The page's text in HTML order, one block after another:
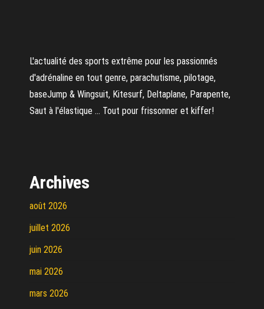
L'actualité des sports extrême pour les passionnés
d'adrénaline en tout genre, parachutisme, pilotage,
baseJump & Wingsuit, Kitesurf, Deltaplane, Parapente,
Saut à l'élastique ... Tout pour frissonner et kiffer!
Archives
août 2026
juillet 2026
juin 2026
mai 2026
mars 2026